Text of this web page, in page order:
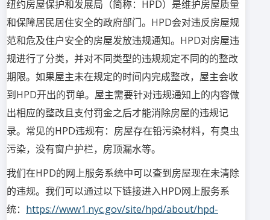
纽约房屋保护和发展局（简称：HPD）是维护房屋质量
和保障居民居住安全的政府部门。HPD会对违反房屋规
范和危及住户安全的房屋发放违规通知。HPD对房屋违
规进行了分类，并对不同类型的违规规定不同的的整改
期限。如果屋主未在规定的时间内完成整改，屋主会收
到HPD开出的罚单。屋主需要针对违规通知上的内容做
出相应的整改且支付罚金之后才能消除房屋的违规记
录。常见的HPD违规有：房屋存在铅污染材料，有臭虫
污染，没有窗户护栏，房顶漏水等。
我们在HPD的网上服务系统中可以查到房屋现在未清除
的违规。我们可以通过以下链接进入HPD网上服务系
统： https://www1.nyc.gov/site/hpd/about/hpd-